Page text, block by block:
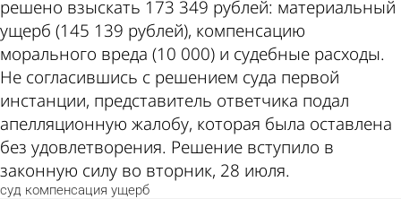
решено взыскать 173 349 рублей: материальный
ущерб (145 139 рублей), компенсацию
морального вреда (10 000) и судебные расходы.
Не согласившись с решением суда первой
инстанции, представитель ответчика подал
апелляционную жалобу, которая была оставлена
без удовлетворения. Решение вступило в
законную силу во вторник, 28 июля.
суд компенсация ущерб